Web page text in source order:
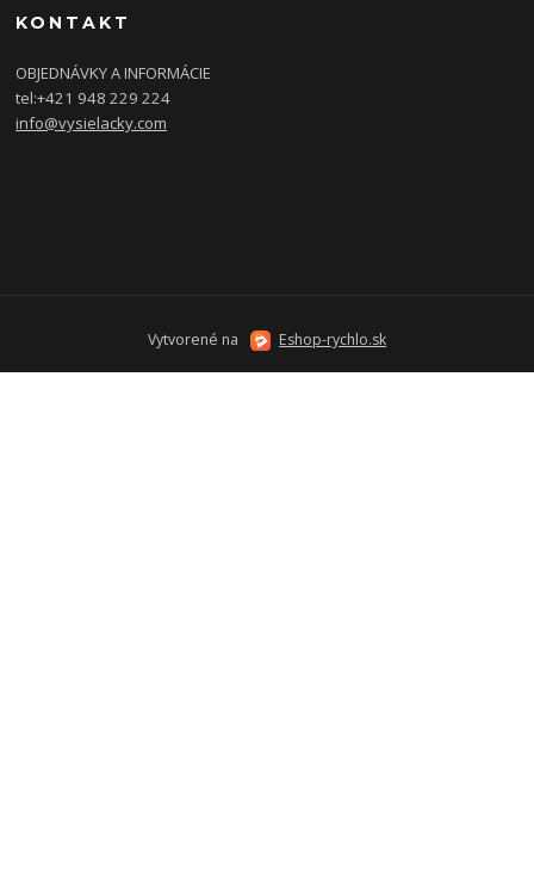
KONTAKT
OBJEDNÁVKY A INFORMÁCIE
tel:+421 948 229 224
info@vysielacky.com
Vytvorené na Eshop-rychlo.sk